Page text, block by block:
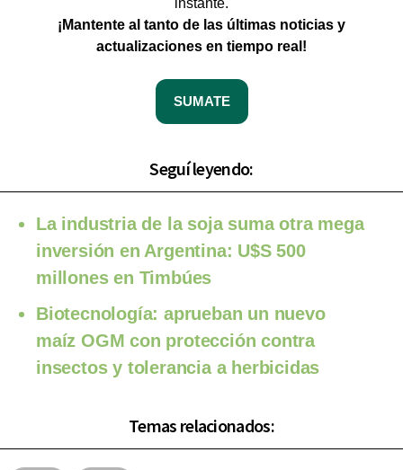
¡Mantente al tanto de las últimas noticias y
actualizaciones en tiempo real!
SUMATE
Seguí leyendo:
La industria de la soja suma otra mega
inversión en Argentina: U$S 500
millones en Timbúes
Biotecnología: aprueban un nuevo
maíz OGM con protección contra
insectos y tolerancia a herbicidas
Temas relacionados: